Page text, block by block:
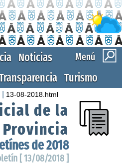
Menú
Noticias
Turismo
13-08-2018.html
de la
Provincia
de 2018
[ 13/08/2018 ]